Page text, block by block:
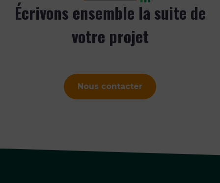
Écrivons ensemble la suite de
votre projet
Nous contacter